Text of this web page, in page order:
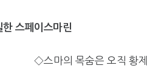
스페이스마린
◇스마의 목숨은 오직 황